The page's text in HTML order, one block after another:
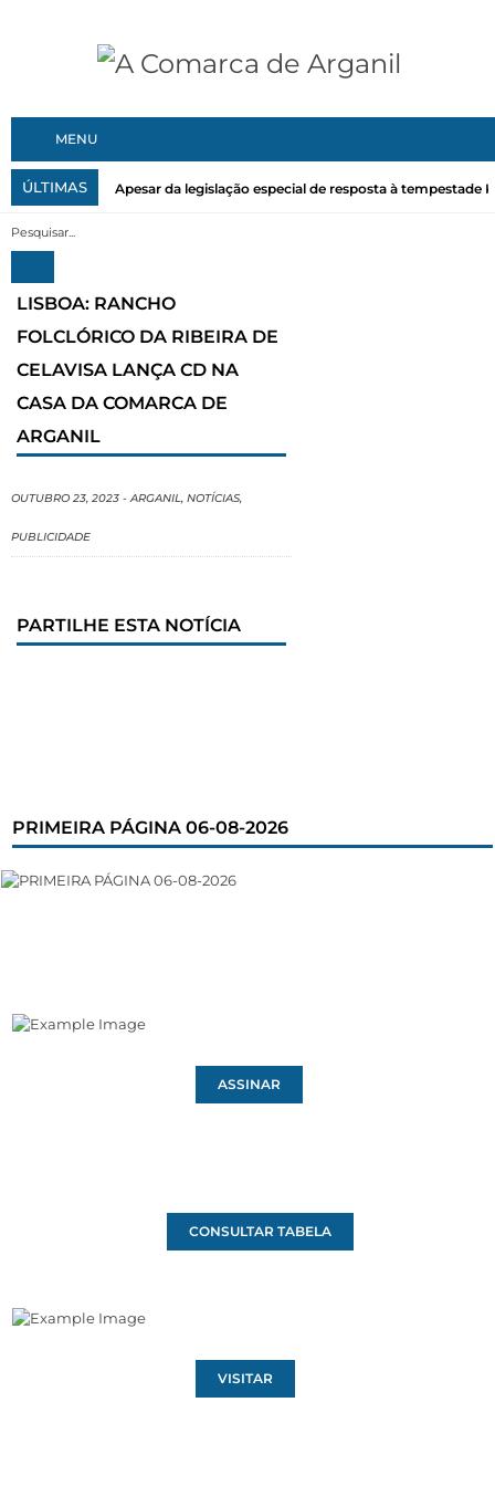
MENU
ÚLTIMAS Apesar da legislação especial de resposta à tempestade
LISBOA: RANCHO
FOLCLÓRICO DA RIBEIRA DE
CELAVISA LANÇA CD NA
CASA DA COMARCA DE
ARGANIL
OUTUBRO 23, 2023 -ARGANIL, NOTÍCIAS,
PUBLICIDADE
PARTILHE ESTA NOTÍCIA
PRIMEIRA PÁGINA 06-08-2026
ASSINAR
CONSULTAR TABELA
VISITAR